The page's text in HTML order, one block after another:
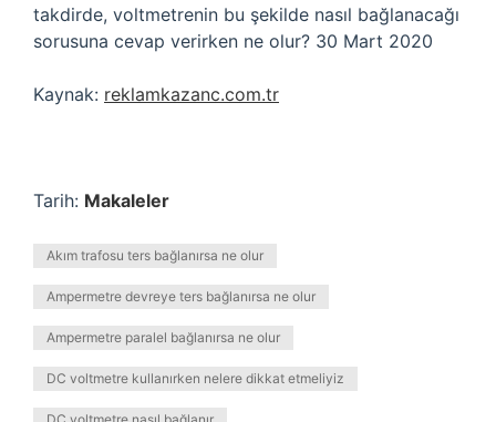
takdirde, voltmetrenin bu şekilde nasıl bağlanacağı
sorusuna cevap verirken ne olur? 30 Mart 2020
Kaynak: reklamkazanc.com.tr
Tarih: Makaleler
Akım trafosu ters bağlanırsa ne olur
Ampermetre devreye ters bağlanırsa ne olur
Ampermetre paralel bağlanırsa ne olur
DC voltmetre kullanırken nelere dikkat etmeliyiz